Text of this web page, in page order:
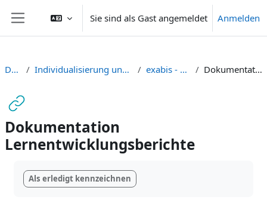
Website-Übersicht
Sie sind als Gast angemeldet Anmelden
Dashboard Individualisierung und Selbstgesteuertes Lernen digital unterstützen exabis - Lernentwicklungsbericht Dokumentation Lernentwicklungsberichte
Dokumentation
Lernentwicklungsberichte
Als erledigt kennzeichnen